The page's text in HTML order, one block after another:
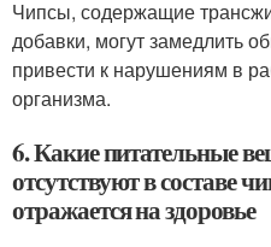
Чипсы, содержащие
добавки, могут замедлить
привести к нарушениям в
организма.
6. Какие питательные
отсутствуют в составе
отражается на здоровье